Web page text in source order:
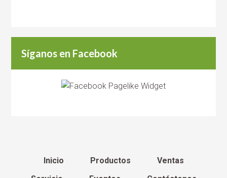
Síganos en Facebook
Inicio Productos
Ventas